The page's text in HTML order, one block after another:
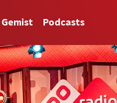
Gemist Podcasts